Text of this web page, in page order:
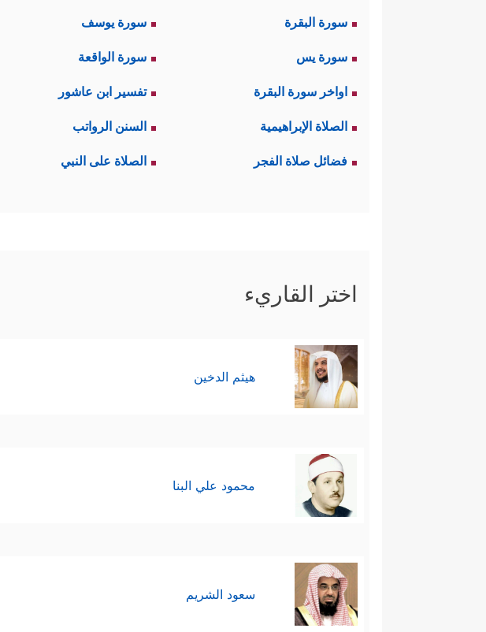
سورة البقرة سورة يوسف
سورة يس سورة الواقعة
اواخر سورة البقرة تفسير ابن عاشور
الصلاة الإبراهيمية السنن الرواتب
فضائل صلاة الفجر الصلاة على النبي
اختر القاريء
هيثم الدخين
محمود علي البنا
سعود الشريم